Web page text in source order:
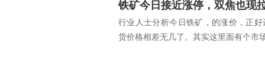
铁矿今日接近涨停，双焦也现
行业人士分析今日铁矿，的涨价，正
货价格相差无几了。其实这里面有个市